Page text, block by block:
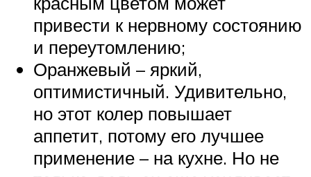
привести к нервному состоянию
и переутомлению;
Оранжевый – яркий,
оптимистичный. Удивительно,
но этот колер повышает
аппетит, потому его лучшее
применение – на кухне. Но не